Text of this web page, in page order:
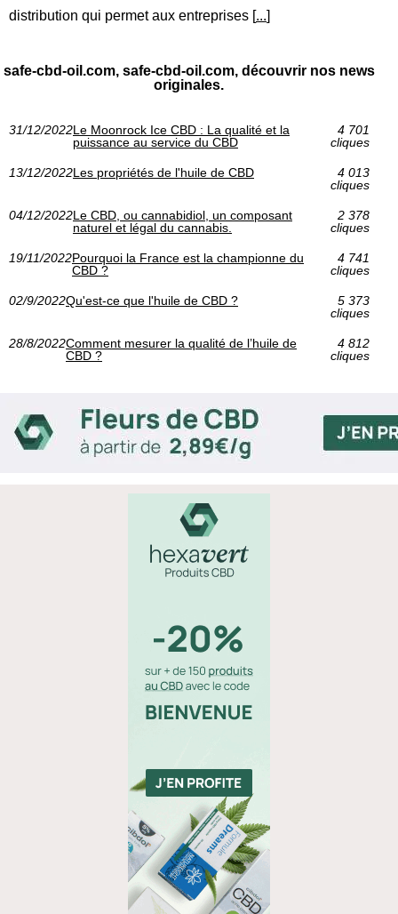
distribution qui permet aux entreprises [...]
safe-cbd-oil.com, safe-cbd-oil.com, découvrir nos news
originales.
31/12/2022Le Moonrock Ice CBD : La qualité et la
puissance au service du CBD
4 701
cliques
13/12/2022Les propriétés de l'huile de CBD
4 013
cliques
04/12/2022Le CBD, ou cannabidiol, un composant
naturel et légal du cannabis.
2 378
cliques
19/11/2022Pourquoi la France est la championne du
CBD ?
4 741
cliques
02/9/2022Qu'est-ce que l'huile de CBD ?
5 373
cliques
28/8/2022Comment mesurer la qualité de l’huile de
CBD ?
4 812
cliques